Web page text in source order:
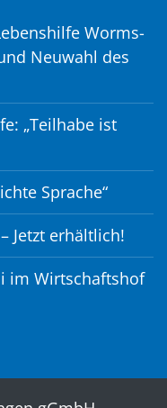
Worms-
Neuwahl des
„Teilhabe ist
Sprache“
Jetzt erhältlich!
im Wirtschaftshof